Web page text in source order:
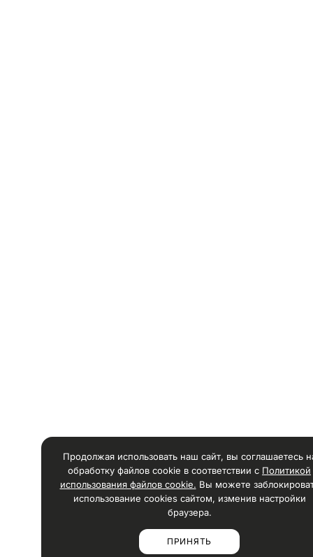
Продолжая использовать наш сайт, вы соглашаетесь
обработку файлов cookie в соответствии с Политикой
использования файлов cookie. Вы можете
использование cookies сайтом, изменив настройки
браузера.
ПРИНЯТЬ